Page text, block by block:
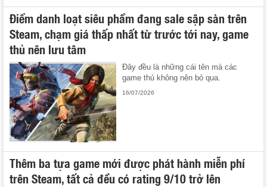
Điểm danh loạt siêu phẩm đang sale sập sàn trên
Steam, chạm giá thấp nhất từ trước tới nay, game
thủ nên lưu tâm
Đây đều là những cái tên mà các
game thủ không nên bỏ qua.
16/07/2026
Thêm ba tựa game mới được phát hành miễn phí
trên Steam, tất cả đều có rating 9/10 trở lên